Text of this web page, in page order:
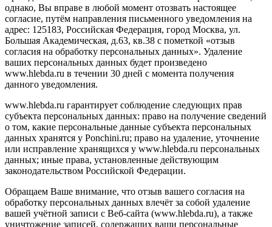
однако, Вы вправе в любой момент отозвать настоящее
согласие, путём направления письменного уведомления на
адрес: 125183, Российская Федерация, город Москва, ул.
Большая Академическая, д.63, кв.38 с пометкой «отзыв
согласия на обработку персональных данных». Удаление
ваших персональных данных будет произведено
www.hlebda.ru в течении 30 дней с момента получения
данного уведомления.
www.hlebda.ru гарантирует соблюдение следующих прав
субъекта персональных данных: право на получение сведений
о том, какие персональные данные субъекта персональных
данных хранятся у Ponchini.ru; право на удаление, уточнение
или исправление хранящихся у www.hlebda.ru персональных
данных; иные права, установленные действующим
законодательством Российской Федерации.
Обращаем Ваше внимание, что отзыв вашего согласия на
обработку персональных данных влечёт за собой удаление
вашей учётной записи с Веб-сайта (www.hlebda.ru), а также
уничтожение записей, содержащих ваши персональные